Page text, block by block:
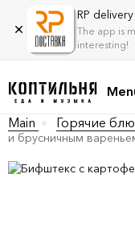
RP delivery
The app is
interesting!
Main
Горячие
и брусничным